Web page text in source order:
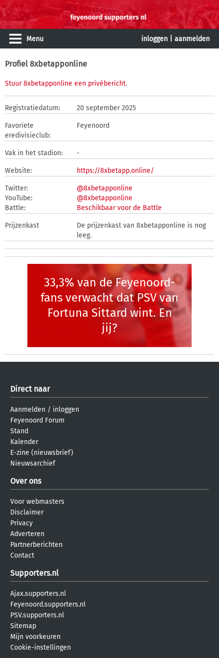
Menu inloggen aanmelden
Profiel 8xbetapponline
Stuur 8xbetapponline een privébericht.
Registratiedatum: 20 september 2025
Favoriete
eredivisieclub:
Feyenoord
Vak in het stadion: -
Website: https://8xbetapp.online/
Twitter:
@8xbetapponline
YouTube:
@8xbetapponline
Battle:
Beschikbaar voor de Battle
Prijzenkast
De prijzenkast van 8xbetapponline is nog
leeg.
33,3% van de Feyenoord-
fans verwacht dat PSV van
Fortuna Sittard wint. En
jij?
Direct naar
Aanmelden / inloggen
Feyenoord Forum
Stand
Kalender
E-zine (nieuwsbrief)
Nieuwsarchief
Over ons
Voor webmasters
Disclaimer
Privacy
Adverteren
Partnerberichten
Contact
Supporters.nl
Ajax.supporters.nl
Feyenoord.supporters.nl
PSV.supporters.nl
Sitemap
Mijn voorkeuren
Cookie-instellingen